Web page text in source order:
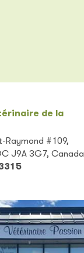
de la
Raymond #109,
J9A 3G7, Canada